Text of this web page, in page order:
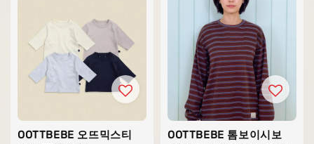
OOTTBEBE 오뜨믹스티
OOTTBEBE 톰보이시보